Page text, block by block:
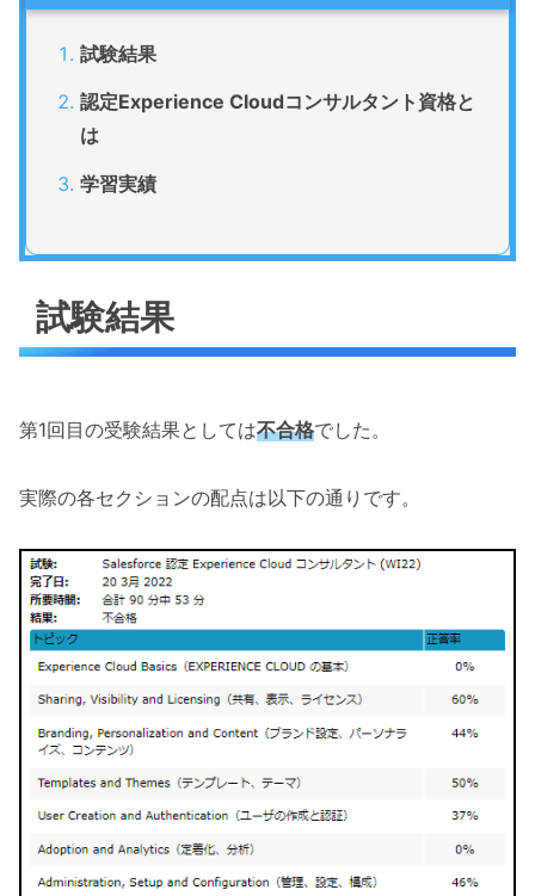
試験結果
認定Experience Cloudコンサルタント資格と
は
学習実績
試験結果
第1回目の受験結果としては不合格でした。
実際の各セクションの配点は以下の通りです。